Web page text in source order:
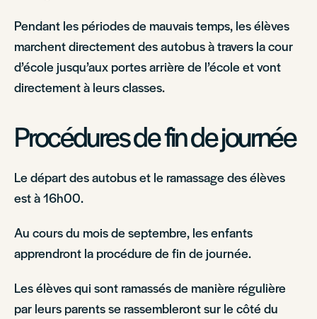
Pendant les périodes de mauvais temps, les élèves
marchent directement des autobus à travers la cour
d’école jusqu’aux portes arrière de l’école et vont
directement à leurs classes.
Procédures de fin de journée
Le départ des autobus et le ramassage des élèves
est à 16h00.
Au cours du mois de septembre, les enfants
apprendront la procédure de fin de journée.
Les élèves qui sont ramassés de manière régulière
par leurs parents se rassembleront sur le côté du